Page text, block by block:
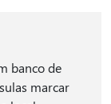
banco de
marcar